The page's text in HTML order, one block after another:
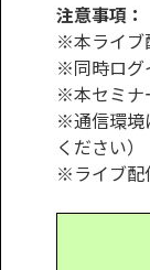
注意事項：
※本ライブ
※同時ログ
※本セミナ
※通信環境
ください）
※ライブ配